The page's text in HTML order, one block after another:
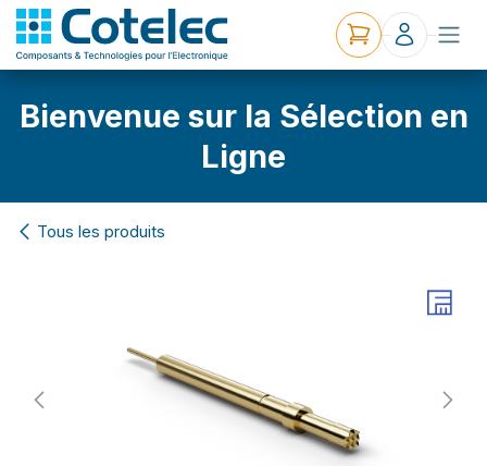
Bienvenue sur la Sélection en
Ligne
Tous les produits